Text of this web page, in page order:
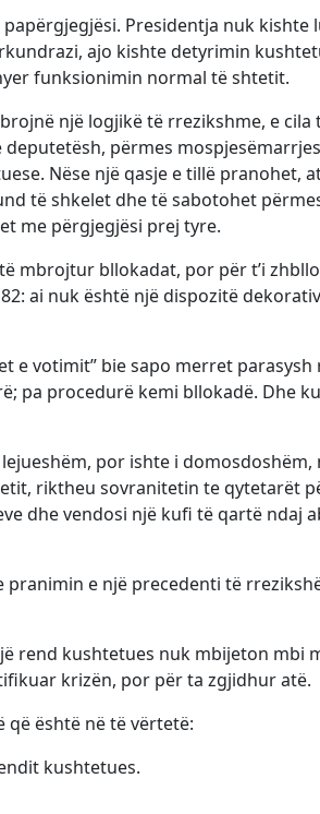
Presidentja nuk kishte
ajo kishte detyrimin
funksionimin normal të shtetit.
një logjikë të rrezikshme, e cila
përmes
Nëse një qasje e tillë pranohet,
të shkelet dhe të sabotohet
me përgjegjësi prej tyre.
mbrojtur bllokadat, por për t’i
ai nuk është një dispozitë
e votimit” bie sapo merret
pa procedurë kemi bllokadë. Dhe
por ishte i domosdoshëm,
riktheu sovranitetin te qytetarët
dhe vendosi një kufi të qartë ndaj
e një precedenti të
rend kushtetues nuk mbijeton mbi
krizën, por për ta zgjidhur atë.
që është në të vërtetë:
kushtetues.